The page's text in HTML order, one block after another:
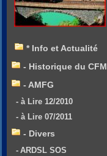
* Info et Actualité
- Historique du CFM
- AMFG
- à Lire 12/2010
- à Lire 07/2011
- Divers
- ARDSL SOS